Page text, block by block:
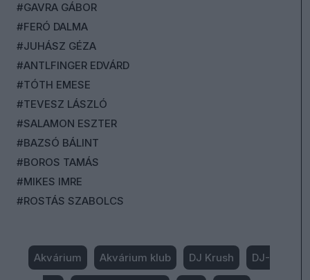
#GAVRA GÁBOR
#FERÓ DALMA
#JUHÁSZ GÉZA
#ANTLFINGER EDVÁRD
#TÓTH EMESE
#TEVESZ LÁSZLÓ
#SALAMON ESZTER
#BAZSÓ BÁLINT
#BOROS TAMÁS
#MIKES IMRE
#ROSTÁS SZABOLCS
Akvárium Akvárium klub DJ Krush DJ-